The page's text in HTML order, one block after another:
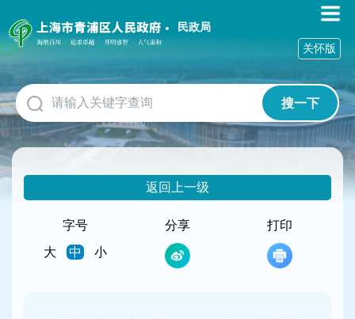
障
碍
作
说
明
跳
到
网
民政局
搜一下
关怀版
返回上一级
字号
大
中 小
分享 打印